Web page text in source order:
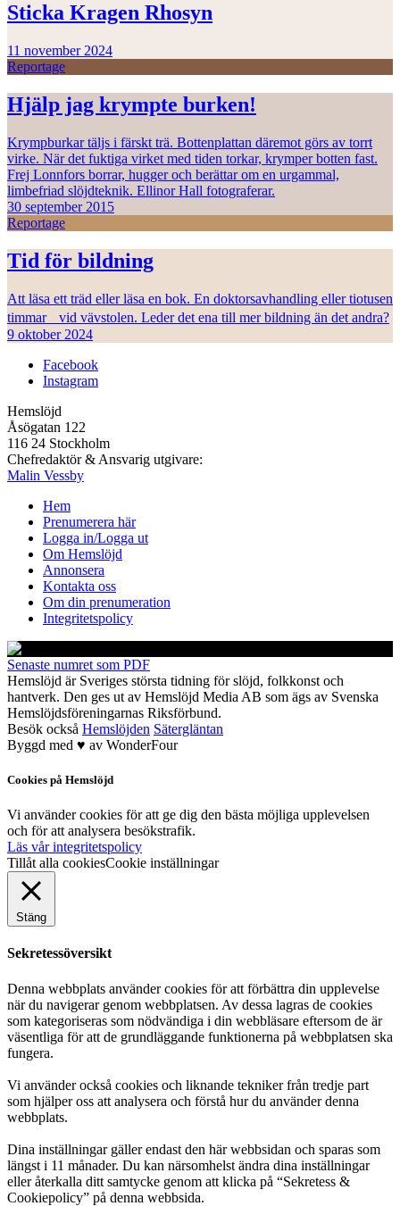
Sticka Kragen Rhosyn
11 november 2024
Reportage
Hjälp jag krympte burken!
Krympburkar täljs i färskt trä. Bottenplattan däremot görs av torrt
virke. När det fuktiga virket med tiden torkar, krymper botten fast.
Frej Lonnfors borrar, hugger och berättar om en urgammal,
limbefriad slöjdteknik. Ellinor Hall fotograferar.
30 september 2015
Reportage
Tid för bildning
Att läsa ett träd eller läsa en bok. En doktorsavhandling eller tiotusen
timmar vid vävstolen. Leder det ena till mer bildning än det andra?
9 oktober 2024
Facebook
Instagram
Hemslöjd
Åsögatan 122
116 24 Stockholm
Chefredaktör & Ansvarig utgivare:
Malin Vessby
Hem
Prenumerera här
Logga in/Logga ut
Om Hemslöjd
Annonsera
Kontakta oss
Om din prenumeration
Integritetspolicy
Senaste numret som PDF
Hemslöjd är Sveriges största tidning för slöjd, folkkonst och
hantverk. Den ges ut av Hemslöjd Media AB som ägs av Svenska
Hemslöjdsföreningarnas Riksförbund.
Besök också Hemslöjden Sätergläntan
Byggd med ♥ av WonderFour
Cookies på Hemslöjd
Vi använder cookies för att ge dig den bästa möjliga upplevelsen
och för att analysera besökstrafik.
Läs vår integritetspolicy
Tillåt alla cookiesCookie inställningar
Stäng
Sekretessöversikt
Denna webbplats använder cookies för att förbättra din upplevelse
när du navigerar genom webbplatsen. Av dessa lagras de cookies
som kategoriseras som nödvändiga i din webbläsare eftersom de är
väsentliga för att de grundläggande funktionerna på webbplatsen ska
fungera.
Vi använder också cookies och liknande tekniker från tredje part
som hjälper oss att analysera och förstå hur du använder denna
webbplats.
Dina inställningar gäller endast den här webbsidan och sparas som
längst i 11 månader. Du kan närsomhelst ändra dina inställningar
eller återkalla ditt samtycke genom att klicka på “Sekretess &
Cookiepolicy” på denna webbsida.